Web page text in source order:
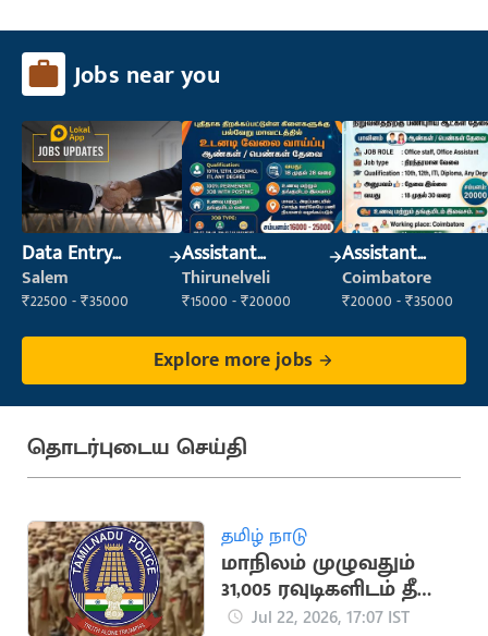
Jobs near you
Data Entry
Operator
Salem
₹22500 - ₹35000
Assistant
Manager
Thirunelveli
₹15000 - ₹20000
Assistant
Manager
Coimbatore
₹20000 - ₹35000
Explore more jobs
தொடர்புடைய செய்தி
தமிழ் நாடு
மாநிலம் முழுவதும்
31,005 ரவுடிகளிடம் தீவிர
சோதனை:
Jul 22, 2026, 17:07 IST